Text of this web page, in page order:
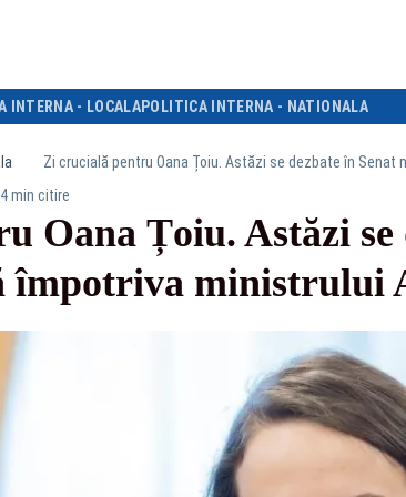
INTERNA - LOCALAPOLITICA INTERNA - NATIONALA
Zi crucială pentru Oana Țoiu. Astăzi se dezbate în
4 min citire
Oana Țoiu. Astăzi se
împotriva ministrului